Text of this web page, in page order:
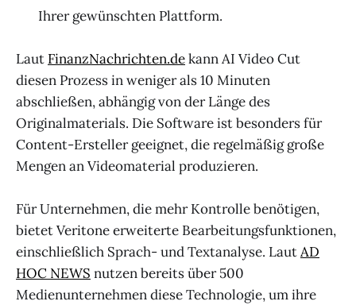
Ihrer gewünschten Plattform.
Laut FinanzNachrichten.dekann AI Video Cut
diesen Prozess in weniger als 10 Minuten
abschließen, abhängig von der Länge des
Originalmaterials. Die Software ist besonders für
Content-Ersteller geeignet, die regelmäßig große
Mengen an Videomaterial produzieren.
Für Unternehmen, die mehr Kontrolle benötigen,
bietet Veritone erweiterte Bearbeitungsfunktionen,
einschließlich Sprach- und Textanalyse. LautAD
HOC NEWS nutzen bereits über 500
Medienunternehmen diese Technologie, um ihre